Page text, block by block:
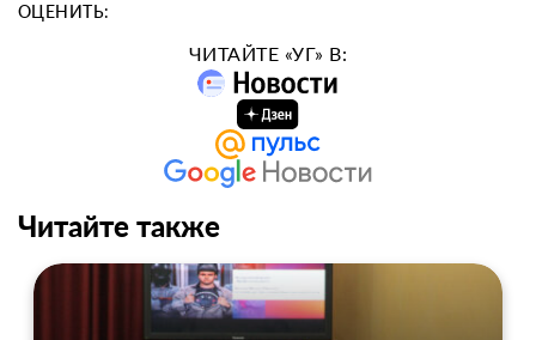
ОЦЕНИТЬ:
ЧИТАЙТЕ «УГ» В:
Читайте также